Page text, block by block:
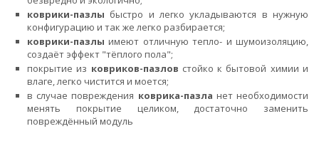
коврики-пазлы быстро и легко укладываются в нужную
конфигурацию и так же легко разбирается;
коврики-пазлы имеют отличную тепло- и шумоизоляцию,
создаёт эффект "тёплого пола";
покрытие из ковриков-пазлов стойко к бытовой химии и
влаге, легко чистится и моется;
в случае повреждения коврика-пазла нет необходимости
менять покрытие целиком, достаточно заменить
повреждённый модуль